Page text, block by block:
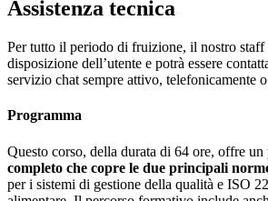
Assistenza tecnica
Per tutto il periodo di fruizione, il nostro staff
disposizione dell’utente e potrà essere
servizio chat sempre attivo, telefonicamente
Programma
Questo corso, della durata di 64 ore, offre un
completo che copre le due principali
per i sistemi di gestione della qualità e ISO